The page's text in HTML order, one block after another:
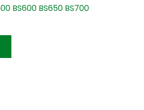
BS600 BS650 BS700